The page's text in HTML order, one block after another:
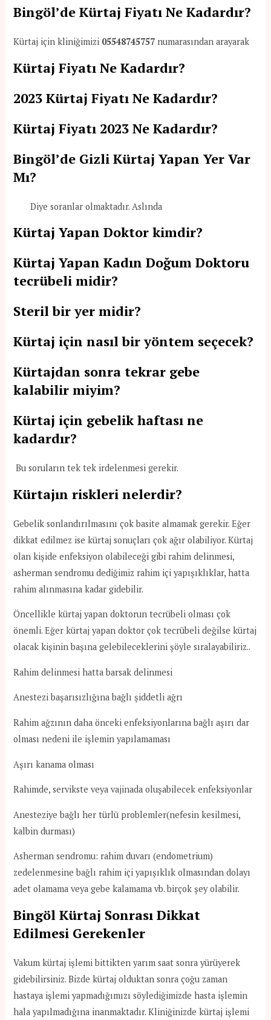
Bingöl’de Kürtaj Fiyatı Ne Kadardır?
Kürtaj için kliniğimizi 05548745757 numarasından arayarak
Kürtaj Fiyatı Ne Kadardır?
2023 Kürtaj Fiyatı Ne Kadardır?
Kürtaj Fiyatı 2023 Ne Kadardır?
Bingöl’de Gizli Kürtaj Yapan Yer Var
Mı?
Diye soranlar olmaktadır. Aslında
Kürtaj Yapan Doktor kimdir?
Kürtaj Yapan Kadın Doğum Doktoru
tecrübeli midir?
Steril bir yer midir?
Kürtaj için nasıl bir yöntem seçecek?
Kürtajdan sonra tekrar gebe
kalabilir miyim?
Kürtaj için gebelik haftası ne
kadardır?
Bu soruların tek tek irdelenmesi gerekir.
Kürtajın riskleri nelerdir?
Gebelik sonlandırılmasını çok basite almamak gerekir. Eğer
dikkat edilmez ise kürtaj sonuçları çok ağır olabiliyor. Kürtaj
olan kişide enfeksiyon olabileceği gibi rahim delinmesi,
asherman sendromu dediğimiz rahim içi yapışıklıklar, hatta
rahim alınmasına kadar gidebilir.
Öncellikle kürtaj yapan doktorun tecrübeli olması çok
önemli. Eğer kürtaj yapan doktor çok tecrübeli değilse kürtaj
olacak kişinin başına gelebileceklerini şöyle sıralayabiliriz..
Rahim delinmesi hatta barsak delinmesi
Anestezi başarısızlığına bağlı şiddetli ağrı
Rahim ağzının daha önceki enfeksiyonlarına bağlı aşırı dar
olması nedeni ile işlemin yapılamaması
Aşırı kanama olması
Rahimde, servikste veya vajinada oluşabilecek enfeksiyonlar
Anesteziye bağlı her türlü problemler(nefesin kesilmesi,
kalbin durması)
Asherman sendromu: rahim duvarı (endometrium)
zedelenmesine bağlı rahim içi yapışıklık olmasından dolayı
adet olamama veya gebe kalamama vb. birçok şey olabilir.
Bingöl Kürtaj Sonrası Dikkat
Edilmesi Gerekenler
Vakum kürtaj işlemi bittikten yarım saat sonra yürüyerek
gidebilirsiniz. Bizde kürtaj olduktan sonra çoğu zaman
hastaya işlemi yapmadığımızı söylediğimizde hasta işlemin
hala yapılmadığına inanmaktadır. Kliniğinizde kürtaj işlemi